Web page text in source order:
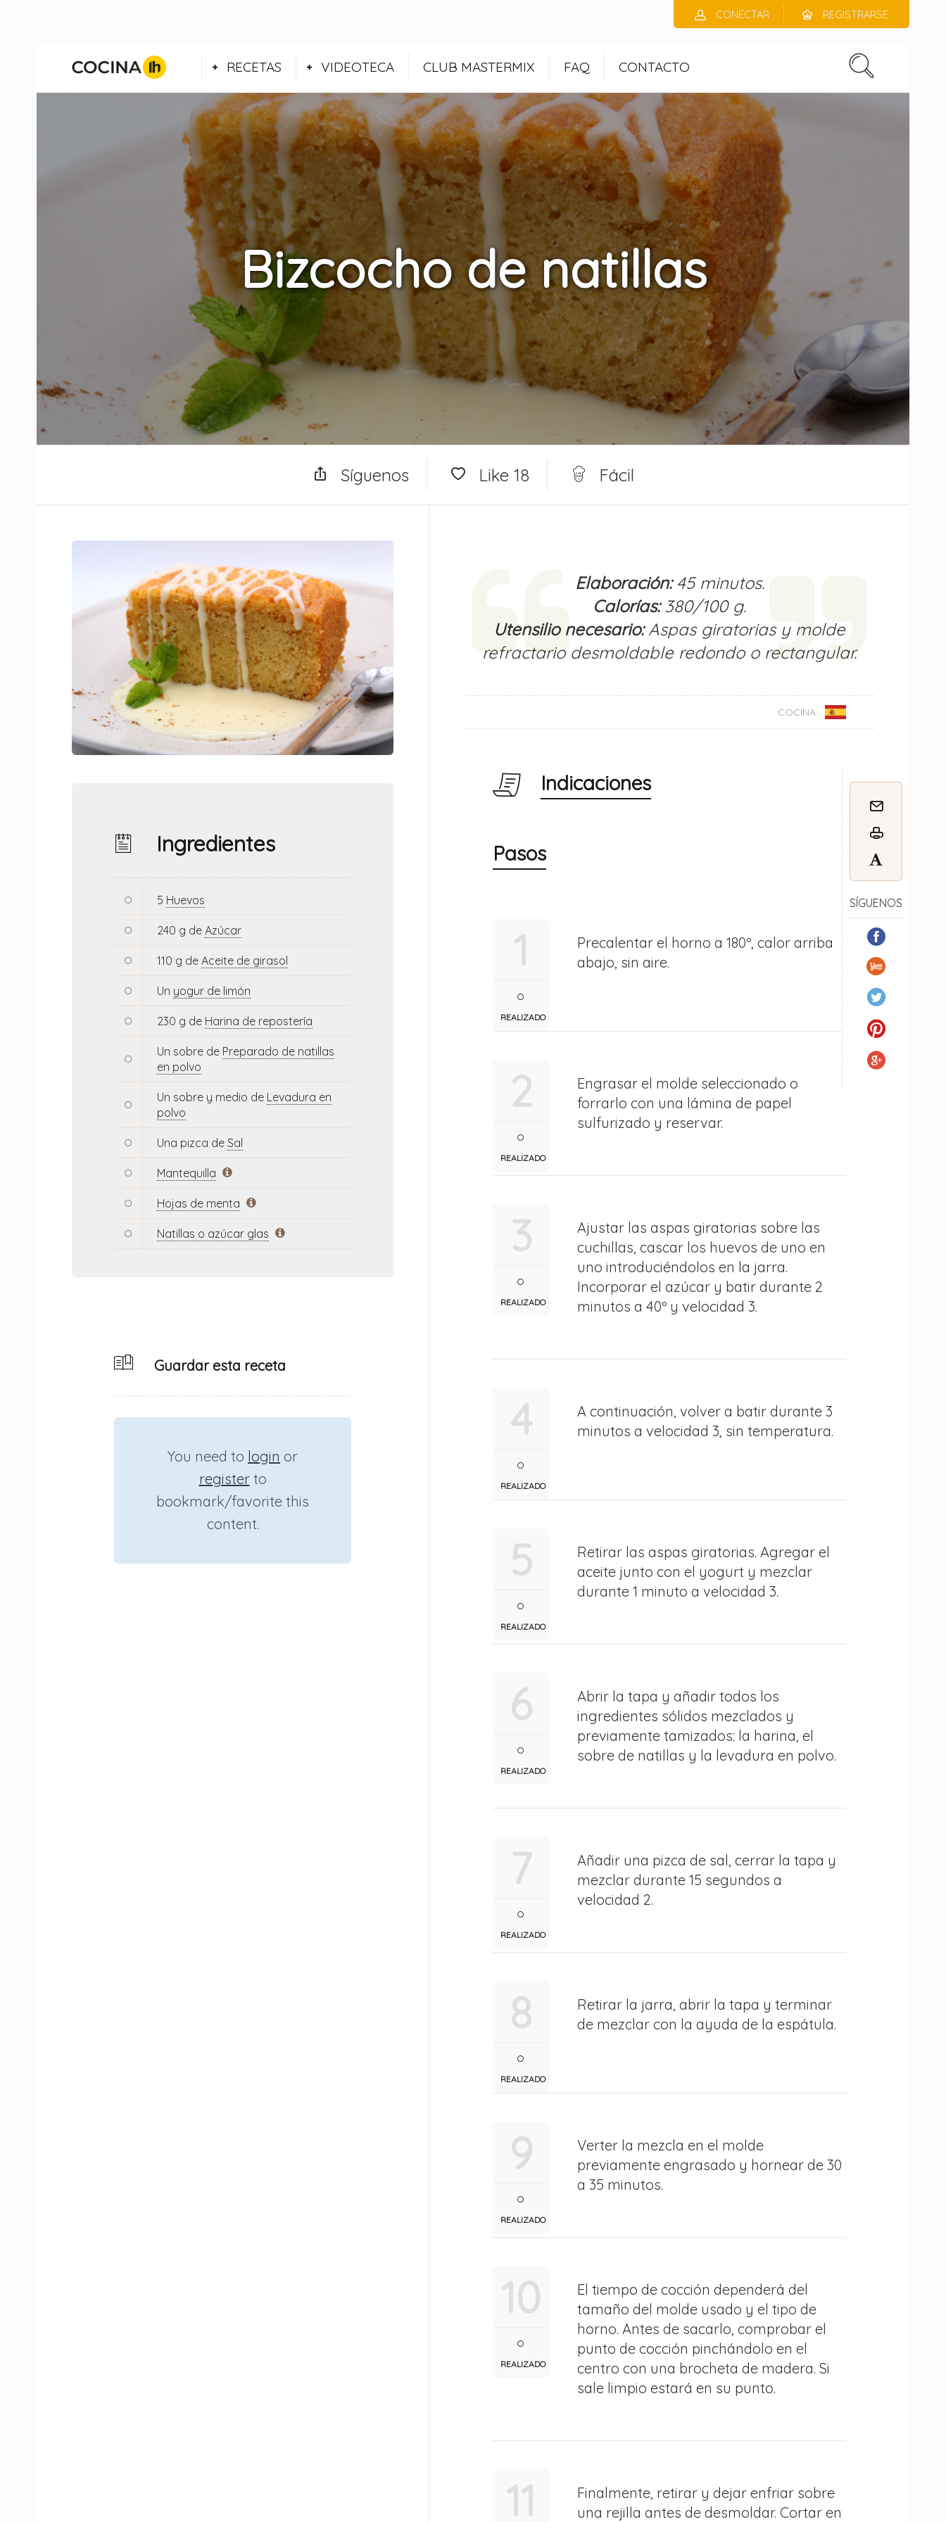
CONECTAR REGISTRARSE
RECETAS VIDEOTECA CLUB MASTERMIX FAQ CONTACTO
Bizcocho de natillas
Síguenos Like 18 Fácil
Ingredientes
5 Huevos
240 g de Azúcar
110 g de Aceite de girasol
Un yogur de limón
230 g de Harina de repostería
Un sobre de Preparado de natillas
en polvo
Un sobre y medio de Levadura en
polvo
Una pizca de Sal
Mantequilla
Hojas de menta
Natillas o azúcar glas
Guardar esta receta
You need to login or
registerto
bookmark/favorite this
content.
Elaboración:45 minutos.
Calorías:380/100 g.
Utensilio necesario:Aspas giratorias y molde
refractario desmoldable redondo o rectangular.
COCINA:
Indicaciones
SÍGUENOS
Pasos
1
REALIZADO
Precalentar el horno a 180º, calor arriba
abajo, sin aire.
2
REALIZADO
Engrasar el molde seleccionado o
forrarlo con una lámina de papel
sulfurizado y reservar.
3
REALIZADO
Ajustar las aspas giratorias sobre las
cuchillas, cascar los huevos de uno en
uno introduciéndolos en la jarra.
Incorporar el azúcar y batir durante 2
minutos a 40º y velocidad 3.
4
REALIZADO
A continuación, volver a batir durante 3
minutos a velocidad 3, sin temperatura.
5
REALIZADO
Retirar las aspas giratorias. Agregar el
aceite junto con el yogurt y mezclar
durante 1 minuto a velocidad 3.
6
REALIZADO
Abrir la tapa y añadir todos los
ingredientes sólidos mezclados y
previamente tamizados: la harina, el
sobre de natillas y la levadura en polvo.
7
REALIZADO
Añadir una pizca de sal, cerrar la tapa y
mezclar durante 15 segundos a
velocidad 2.
8
REALIZADO
Retirar la jarra, abrir la tapa y terminar
de mezclar con la ayuda de la espátula.
9
REALIZADO
Verter la mezcla en el molde
previamente engrasado y hornear de 30
a 35 minutos.
10
REALIZADO
El tiempo de cocción dependerá del
tamaño del molde usado y el tipo de
horno. Antes de sacarlo, comprobar el
punto de cocción pinchándolo en el
centro con una brocheta de madera. Si
sale limpio estará en su punto.
11
Finalmente, retirar y dejar enfriar sobre
una rejilla antes de desmoldar. Cortar en